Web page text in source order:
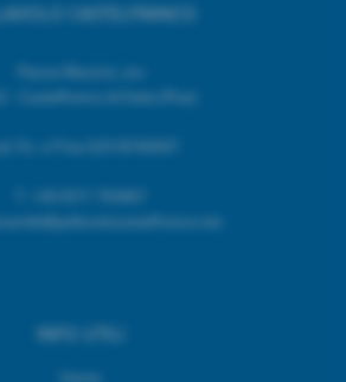
CASTELFRANCO
INFO UTILI